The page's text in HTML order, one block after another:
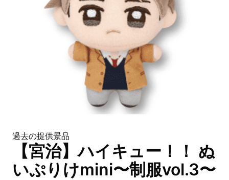
過去の提供景品
【宮治】ハイキュー！！ ぬ
いぷりけmini〜制服vol.3〜